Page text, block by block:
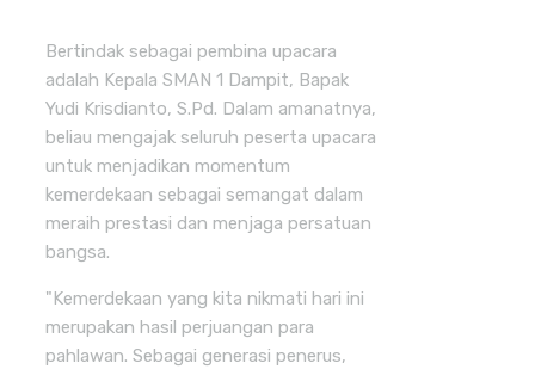
Bertindak sebagai pembina upacara
adalah Kepala SMAN 1 Dampit, Bapak
Yudi Krisdianto, S.Pd. Dalam amanatnya,
beliau mengajak seluruh peserta upacara
untuk menjadikan momentum
kemerdekaan sebagai semangat dalam
meraih prestasi dan menjaga persatuan
bangsa.
"Kemerdekaan yang kita nikmati hari ini
merupakan hasil perjuangan para
pahlawan. Sebagai generasi penerus,